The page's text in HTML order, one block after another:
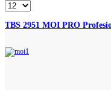
TBS 2951 MOI PRO